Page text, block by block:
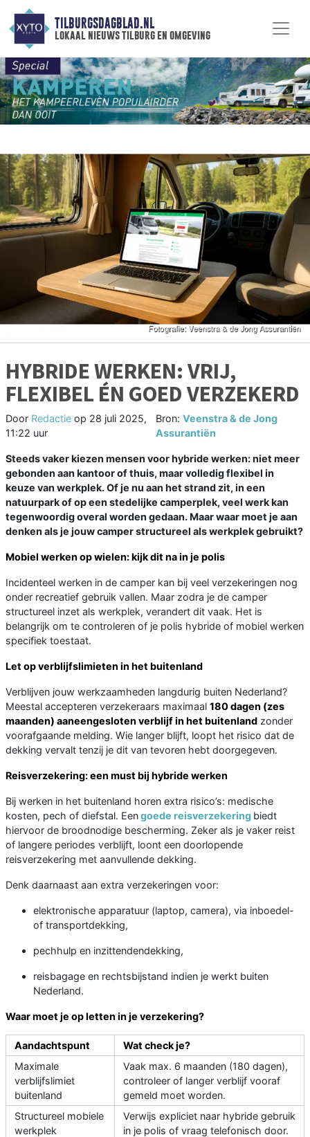
TILBURGSDAGBLAD.NL
lokaal nieuws tilburg en omgeving
HYBRIDE WERKEN: VRIJ,
FLEXIBEL ÉN GOED VERZEKERD
Door Redactie op 28 juli 2025,
11:22 uur
Bron:Veenstra & de Jong
Assurantiën
Steeds vaker kiezen mensen voor hybride werken: niet meer
gebonden aan kantoor of thuis, maar volledig flexibel in
keuze van werkplek. Of je nu aan het strand zit, in een
natuurpark of op een stedelijke camperplek, veel werk kan
tegenwoordig overal worden gedaan. Maar waar moet je aan
denken als je jouw camper structureel als werkplek gebruikt?
Mobiel werken op wielen: kijk dit na in je polis
Incidenteel werken in de camper kan bij veel verzekeringen nog
onder recreatief gebruik vallen. Maar zodra je de camper
structureel inzet als werkplek, verandert dit vaak. Het is
belangrijk om te controleren of je polis hybride of mobiel werken
specifiek toestaat.
Let op verblijfslimieten in het buitenland
Verblijven jouw werkzaamheden langdurig buiten Nederland?
Meestal accepteren verzekeraars maximaal 180 dagen (zes
maanden) aaneengesloten verblijf in het buitenland zonder
voorafgaande melding. Wie langer blijft, loopt het risico dat de
dekking vervalt tenzij je dit van tevoren hebt doorgegeven.
Reisverzekering: een must bij hybride werken
Bij werken in het buitenland horen extra risico’s: medische
kosten, pech of diefstal. Eengoede reisverzekering biedt
hiervoor de broodnodige bescherming. Zeker als je vaker reist
of langere periodes verblijft, loont een doorlopende
reisverzekering met aanvullende dekking.
Denk daarnaast aan extra verzekeringen voor:
elektronische apparatuur (laptop, camera), via inboedel-
of transportdekking,
pechhulp en inzittendendekking,
reisbagage en rechtsbijstand indien je werkt buiten
Nederland.
Waar moet je op letten in je verzekering?
Aandachtspunt
Wat check je?
Maximale
verblijfslimiet
buitenland
Vaak max. 6 maanden (180 dagen),
controleer of langer verblijf vooraf
gemeld moet worden.
Structureel mobiele
werkplek
Verwijs expliciet naar hybride gebruik
in je polis of vraag telefonisch door.